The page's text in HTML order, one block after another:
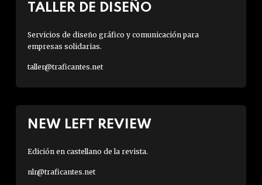
TALLER DE DISEÑO
Servicios de diseño gráfico y comunicación para
empresas solidarias.
taller@traficantes.net
NEW LEFT REVIEW
Edición en castellano de la revista.
nlr@traficantes.net